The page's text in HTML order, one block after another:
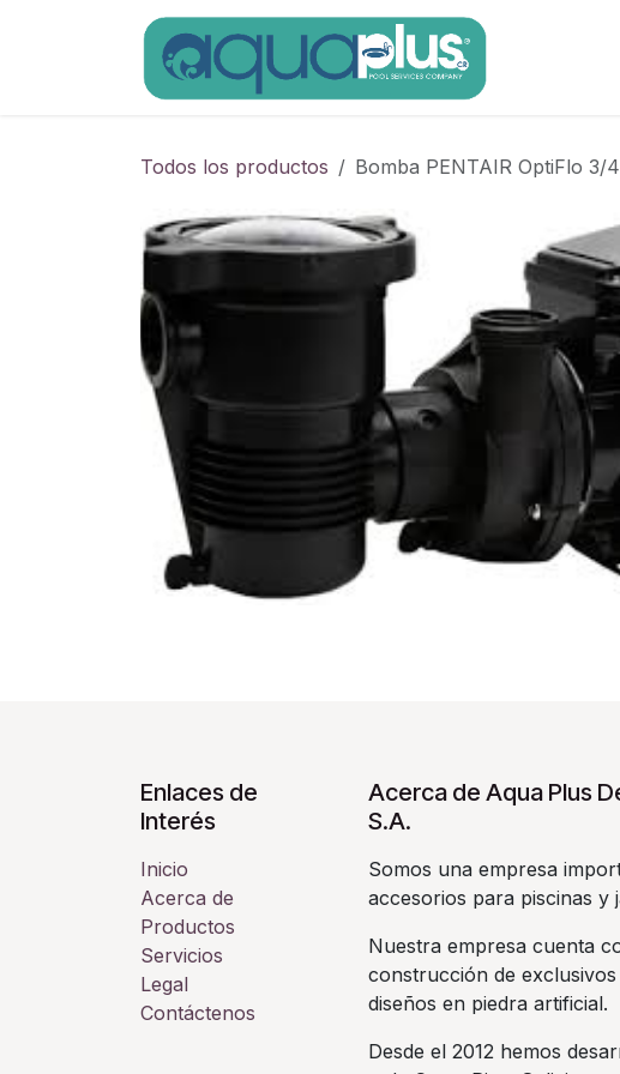
Todos los productos Bomba PENTAIR OptiFlo
Enlaces de
Interés
Inicio
Acerca de
Productos
Servicios
Legal
Contáctenos
Acerca de Aqua Plus
S.A.
Somos una empresa
accesorios para piscinas y
Nuestra empresa cuenta
construcción de
diseños en piedra artificial.
Desde el 2012 hemos